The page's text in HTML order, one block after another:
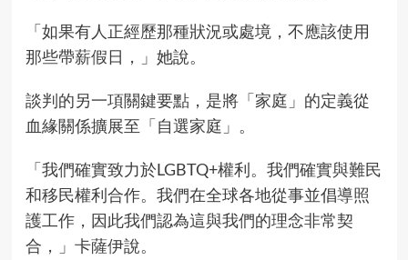
「如果有人正經歷那種狀況或處境，不應該使用
那些帶薪假日，」她說。
談判的另一項關鍵要點，是將「家庭」的定義從
血緣關係擴展至「自選家庭」。
「我們確實致力於LGBTQ+權利。我們確實與難民
和移民權利合作。我們在全球各地從事並倡導照
護工作，因此我們認為這與我們的理念非常契
合，」卡薩伊說。